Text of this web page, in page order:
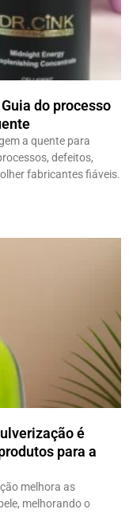
do processo
a quente para
defeitos,
fabricantes fiáveis.
é
para a
melhora as
melhorando o